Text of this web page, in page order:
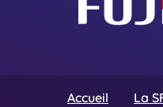
Accueil La